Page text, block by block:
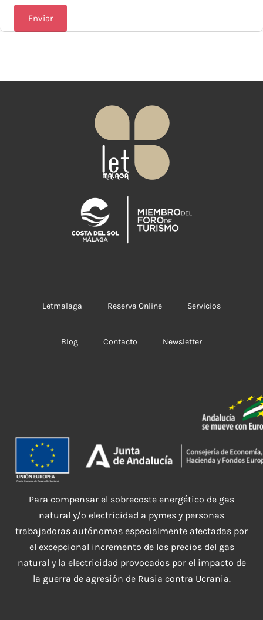
Enviar
r
Letmalaga Reserva Online Servicios
Blog Contacto Newsletter
Para compensar el sobrecoste energético de gas
natural y/o electricidad a pymes y personas
trabajadoras autónomas especialmente afectadas por
el excepcional incremento de los precios del gas
natural y la electricidad provocados por el impacto de
la guerra de agresión de Rusia contra Ucrania.